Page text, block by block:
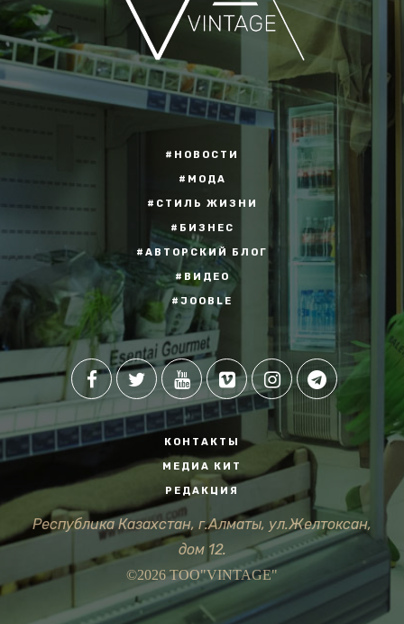
#НОВОСТИ
#МОДА
#СТИЛЬ ЖИЗНИ
#БИЗНЕС
#АВТОРСКИЙ БЛОГ
#ВИДЕО
#JOOBLE
КОНТАКТЫ
МЕДИА КИТ
РЕДАКЦИЯ
Республика Казахстан, г.Алматы, ул.Желтоксан,
дом 12.
©2026 ТОО"VINTAGE"